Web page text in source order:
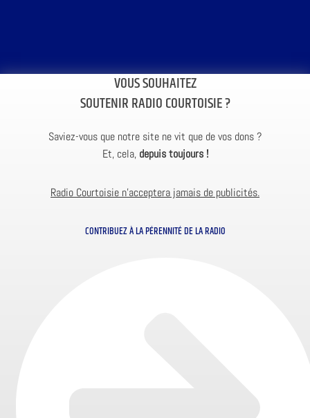
VOUS SOUHAITEZ
SOUTENIR RADIO COURTOISIE ?
Saviez-vous que notre site ne vit que de vos dons ?
Et, cela, depuis toujours !
Radio Courtoisie n’acceptera jamais de publicités.
CONTRIBUEZ À LA PÉRENNITÉ DE LA RADIO